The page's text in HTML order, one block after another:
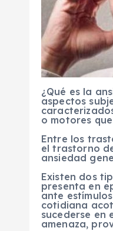
¿Qué es la
aspectos
o motores
Entre los
el trastorno
ansiedad
Existen dos
presenta en
ante
cotidiana
sucederse en
amenaza,